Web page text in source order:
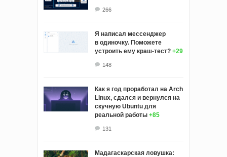
266
Я написал мессенджер
в одиночку. Поможете
устроить ему краш‑тест? +29
148
Как я год проработал на Arch
Linux, сдался и вернулся на
скучную Ubuntu для
реальной работы +85
131
Мадагаскарская ловушка: